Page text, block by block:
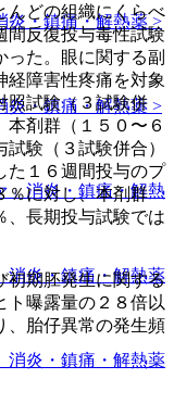
炎・鎮痛・解熱薬 >
炎・鎮痛・解熱薬 >
」消炎・鎮痛・解熱
消炎・鎮痛・解熱薬
消炎・鎮痛・解熱薬
んどの組織にくらべ
間反復投与毒性試験
た。眼に関する副
経障害性疼痛を対象
照試験（３試験併
剤群（１５０〜６
験（３試験併合）
た１６週間投与のプ
％に対し、本剤群
、長期投与試験では
期胚発生に関する
ト曝露量の２８倍以
、胎仔異常の発生頻